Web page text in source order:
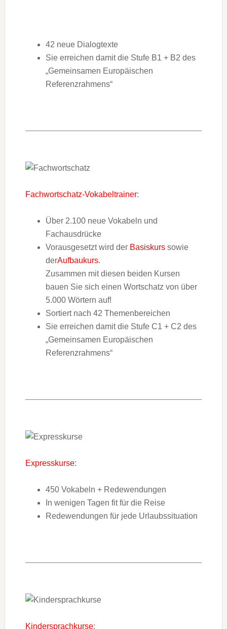
42 neue Dialogtexte
Sie erreichen damit die Stufe B1 + B2 des
„Gemeinsamen Europäischen
Referenzrahmens“
Fachwortschatz-Vokabeltrainer:
Über 2.100 neue Vokabeln und
Fachausdrücke
Vorausgesetzt wird der Basiskurssowie
derAufbaukurs.
Zusammen mit diesen beiden Kursen
bauen Sie sich einen Wortschatz von über
5.000 Wörtern auf!
Sortiert nach 42 Themenbereichen
Sie erreichen damit die Stufe C1 + C2 des
„Gemeinsamen Europäischen
Referenzrahmens“
Expresskurse:
450 Vokabeln + Redewendungen
In wenigen Tagen fit für die Reise
Redewendungen für jede Urlaubssituation
Kindersprachkurse: